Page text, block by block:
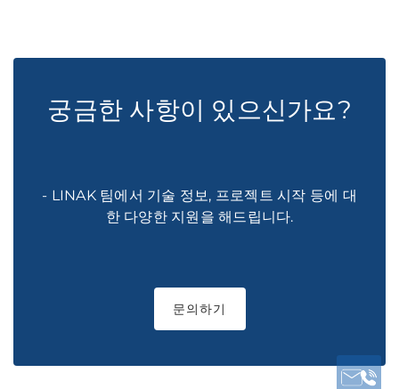
궁금한 사항이 있으신가요?
- LINAK 팀에서 기술 정보, 프로젝트 시작 등에 대
한 다양한 지원을 해드립니다.
문의하기